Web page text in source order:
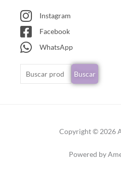
Instagram
Facebook
WhatsApp
Buscar
por:
Buscar
Copyright © 2026
Powered by